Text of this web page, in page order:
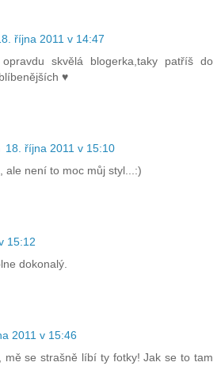
října 2011 v 14:47
skvělá blogerka,taky patříš do
♥
18. října 2011 v 15:10
ale není to moc můj styl...:)
15:12
dokonalý.
2011 v 15:46
mě se strašně líbí ty fotky! Jak se to tam